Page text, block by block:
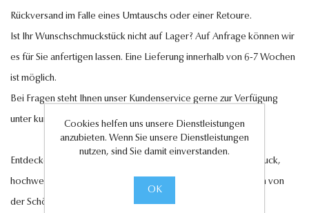
Rückversand im Falle eines Umtauschs oder einer Retoure.
Ist Ihr Wunschschmuckstück nicht auf Lager? Auf Anfrage können wir
es für Sie anfertigen lassen. Eine Lieferung innerhalb von 6-7 Wochen
ist möglich.
Bei Fragen steht Ihnen unser Kundenservice gerne zur Verfügung
unter kundenservice@antwerp-diamonds.de.
Entdecken Sie jetzt unsere exquisite Auswahl an Diamantschmuck,
hochwertigen Edelsteinen und edlen Perlen und lassen Sie sich von
der Schönheit und Eleganz unserer Kollektionen verzaubern.
Cookies helfen uns unsere Dienstleistungen
anzubieten. Wenn Sie unsere Dienstleistungen
nutzen, sind Sie damit einverstanden.
OK